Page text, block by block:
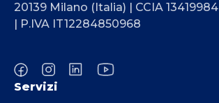
20139 Milano (Italia) | CCIA 13419984
| P.IVA IT12284850968
Servizi